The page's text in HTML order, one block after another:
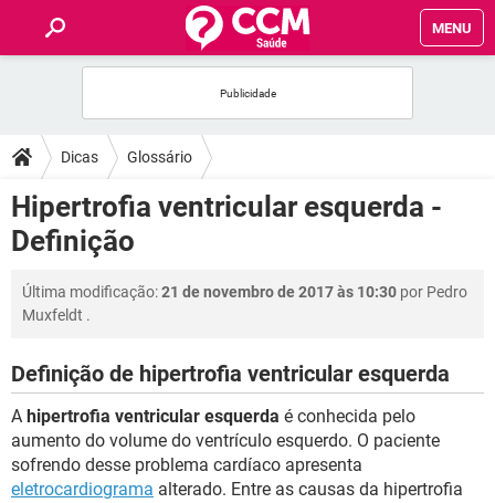
MENU
FÓRUM
SAÚDE
FAMÍLIA
NUTRIÇÃO
BEM-ESTAR
SEXUALIDADE
GLOSSÁRIO
Dicas Glossário
Hipertrofia ventricular esquerda -
Definição
Última modificação:21 de novembro de 2017 às 10:30 por Pedro
Muxfeldt .
Definição de hipertrofia ventricular esquerda
A hipertrofia ventricular esquerda é conhecida pelo
aumento do volume do ventrículo esquerdo. O paciente
sofrendo desse problema cardíaco apresenta
eletrocardiograma alterado. Entre as causas da hipertrofia